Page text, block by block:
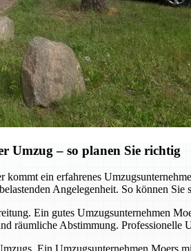
Umzug – so planen Sie richtig
ein erfahrenes
Angelegenheit. So können Sie
Ein gutes Umzugsunternehmen
räumliche Abstimmung.